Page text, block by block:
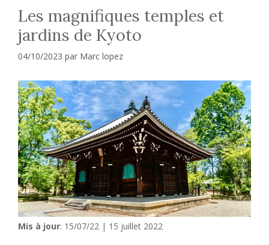
Les magnifiques temples et
jardins de Kyoto
04/10/2023 par Marc lopez
Mis à jour: 15/07/22 | 15 juillet 2022